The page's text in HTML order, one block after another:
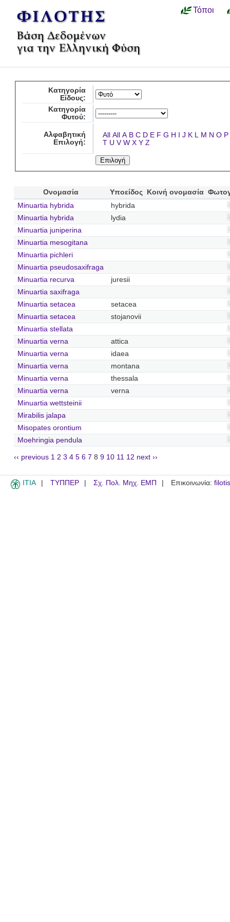
Τόποι
Κατηγορία
Είδους:
Κατηγορία
Φυτού:
Αλφαβητική
Επιλογή:
All All A B C D E F G H I J K L M N O P
T U V W X Y Z
Ονομασία Υποείδος Κοινή ονομασία
Minuartia hybrida
hybrida
Minuartia hybrida
lydia
Minuartia juniperina
Minuartia mesogitana
Minuartia pichleri
Minuartia pseudosaxifraga
Minuartia recurva
juresii
Minuartia saxifraga
Minuartia setacea
setacea
Minuartia setacea
stojanovii
Minuartia stellata
Minuartia verna
attica
Minuartia verna
idaea
Minuartia verna
montana
Minuartia verna
thessala
Minuartia verna
verna
Minuartia wettsteinii
Mirabilis jalapa
Misopates orontium
Moehringia pendula
‹‹ previous 1 2 3 4 5 6 7 8 9 10 11 12 next ››
ITIA ΤΥΠΠΕΡ Σχ. Πολ. Μηχ. ΕΜΠ Επικοινωνία: